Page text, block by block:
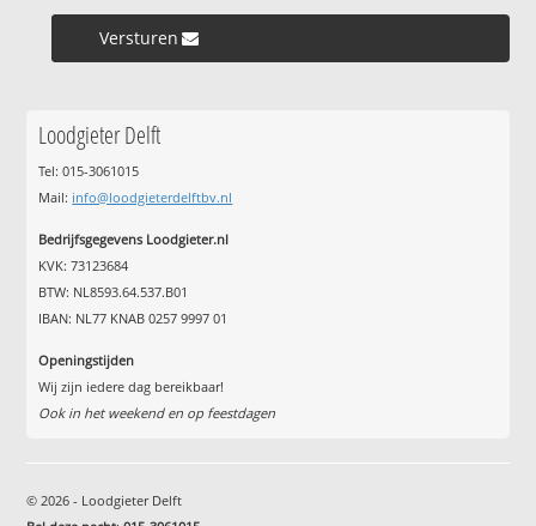
Versturen »
Loodgieter Delft
Tel: 015-3061015
Mail: info@loodgieterdelftbv.nl
Bedrijfsgegevens Loodgieter.nl
KVK: 73123684
BTW: NL8593.64.537.B01
IBAN: NL77 KNAB 0257 9997 01
Openingstijden
Wij zijn iedere dag bereikbaar!
Ook in het weekend en op feestdagen
© 2026 - Loodgieter Delft